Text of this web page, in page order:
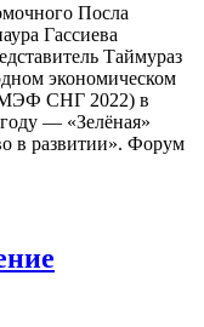
Посла
Гассиева
Таймураз
экономическом
СНГ 2022) в
— «Зелёная»
в развитии». Форум